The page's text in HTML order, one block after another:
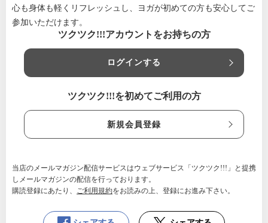
心も身体も軽くリフレッシュし、ヨガが初めての方も安心してご
参加いただけます。
ツクツク!!!アカウントをお持ちの方
ログインする
ツクツク!!!を初めてご利用の方
新規会員登録
当店のメールマガジン配信サービスはウェブサービス「ツクツク!!!」と提携
しメールマガジンの配信を行っております。
購読登録にあたり、 ご利用規約をお読みの上、登録にお進み下さい。